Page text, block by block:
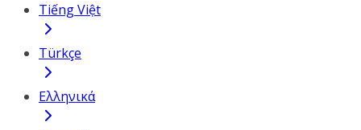
Tiếng Việt
Türkçe
Ελληνικά